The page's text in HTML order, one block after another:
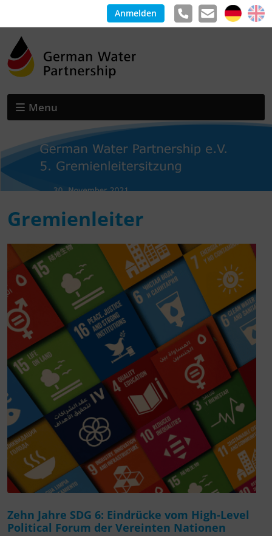
Anmelden
Menu
Gremienleiter
Zehn Jahre SDG 6: Eindrücke vom High-Level
Political Forum der Vereinten Nationen